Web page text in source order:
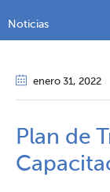
Noticias
enero 31, 2022
Plan de